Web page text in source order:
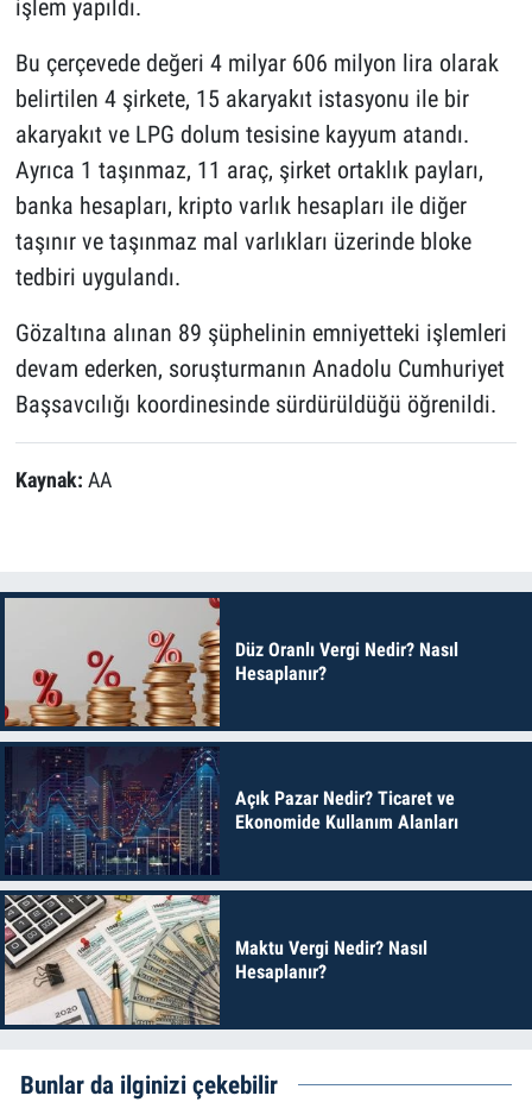
işlem yapıldı.
Bu çerçevede değeri 4 milyar 606 milyon lira olarak
belirtilen 4 şirkete, 15 akaryakıt istasyonu ile bir
akaryakıt ve LPG dolum tesisine kayyum atandı.
Ayrıca 1 taşınmaz, 11 araç, şirket ortaklık payları,
banka hesapları, kripto varlık hesapları ile diğer
taşınır ve taşınmaz mal varlıkları üzerinde bloke
tedbiri uygulandı.
Gözaltına alınan 89 şüphelinin emniyetteki işlemleri
devam ederken, soruşturmanın Anadolu Cumhuriyet
Başsavcılığı koordinesinde sürdürüldüğü öğrenildi.
Kaynak: AA
Düz Oranlı Vergi Nedir? Nasıl
Hesaplanır?
Açık Pazar Nedir? Ticaret ve
Ekonomide Kullanım Alanları
Maktu Vergi Nedir? Nasıl
Hesaplanır?
Bunlar da ilginizi çekebilir